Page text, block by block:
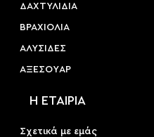
ΔΑΧΤΥΛΙΔΙΑ
ΒΡΑΧΙΟΛΙΑ
ΑΛΥΣΙΔΕΣ
ΑΞΕΣΟΥAΡ
Η ΕΤΑΙΡΙΑ
Σχετικά με εμάς